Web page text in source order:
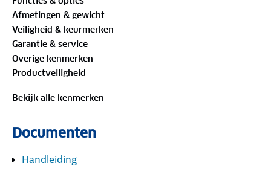
Afmetingen & gewicht
Veiligheid & keurmerken
Garantie & service
Overige kenmerken
Productveiligheid
Bekijk alle kenmerken
Documenten
Handleiding